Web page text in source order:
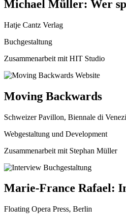
Michael Müller: Wer
Hatje Cantz Verlag
Buchgestaltung
Zusammenarbeit mit HIT Studio
Moving Backwards
Schweizer Pavillon, Biennale di
Webgestaltung und Development
Zusammenarbeit mit Stephan Müller
Marie-France Rafael:
Floating Opera Press, Berlin